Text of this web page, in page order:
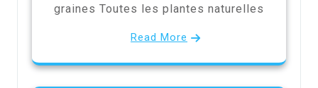
graines Toutes les plantes naturelles
Read More